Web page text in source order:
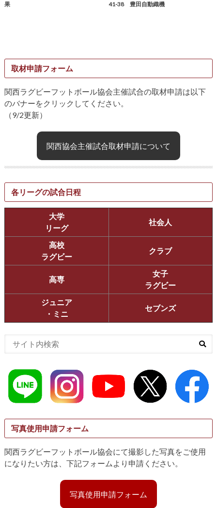
果
41-38 豊田自動織機
取材申請フォーム
関西ラグビーフットボール協会主催試合の取材申請は以下
のバナーをクリックしてください。
（9/2更新）
関西協会主催試合取材申請について
各リーグの試合日程
大学
リーグ
社会人
高校
ラグビー
クラブ
高専
女子
ラグビー
ジュニア
・ミニ
セブンズ
写真使用申請フォーム
関西ラグビーフットボール協会にて撮影した写真をご使用
になりたい方は、下記フォームより申請ください。
写真使用申請フォーム